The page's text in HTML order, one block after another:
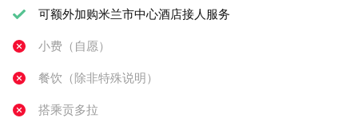
可额外加购米兰市中心酒店接人服务
小费（自愿）
餐饮（除非特殊说明）
搭乘贡多拉